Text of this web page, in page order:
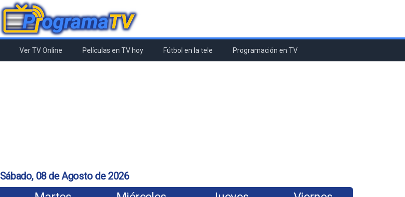
Ver TV Online Películas en TV hoy Fútbol en la tele Programación en TV
Sábado, 08 de Agosto de 2026